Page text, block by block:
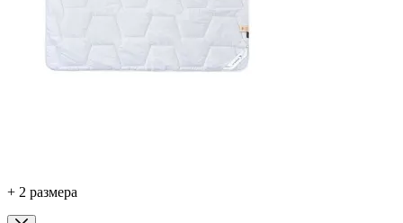
+ 2 размера